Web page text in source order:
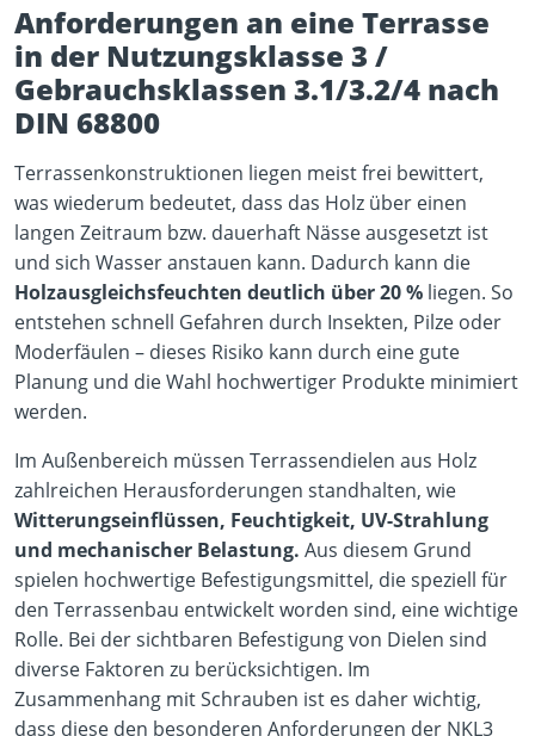
Anforderungen an eine Terrasse
in der Nutzungsklasse 3 /
Gebrauchsklassen 3.1/3.2/4 nach
DIN 68800
Terrassenkonstruktionen liegen meist frei bewittert,
was wiederum bedeutet, dass das Holz über einen
langen Zeitraum bzw. dauerhaft Nässe ausgesetzt ist
und sich Wasser anstauen kann. Dadurch kann die
Holzausgleichsfeuchten deutlich über 20 % liegen. So
entstehen schnell Gefahren durch Insekten, Pilze oder
Moderfäulen – dieses Risiko kann durch eine gute
Planung und die Wahl hochwertiger Produkte minimiert
werden.
Im Außenbereich müssen Terrassendielen aus Holz
zahlreichen Herausforderungen standhalten, wie
Witterungseinflüssen, Feuchtigkeit, UV-Strahlung
und mechanischer Belastung. Aus diesem Grund
spielen hochwertige Befestigungsmittel, die speziell für
den Terrassenbau entwickelt worden sind, eine wichtige
Rolle. Bei der sichtbaren Befestigung von Dielen sind
diverse Faktoren zu berücksichtigen. Im
Zusammenhang mit Schrauben ist es daher wichtig,
dass diese den besonderen Anforderungen der NKL3